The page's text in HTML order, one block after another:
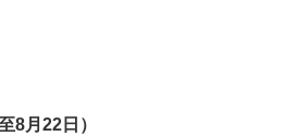
8月22日）